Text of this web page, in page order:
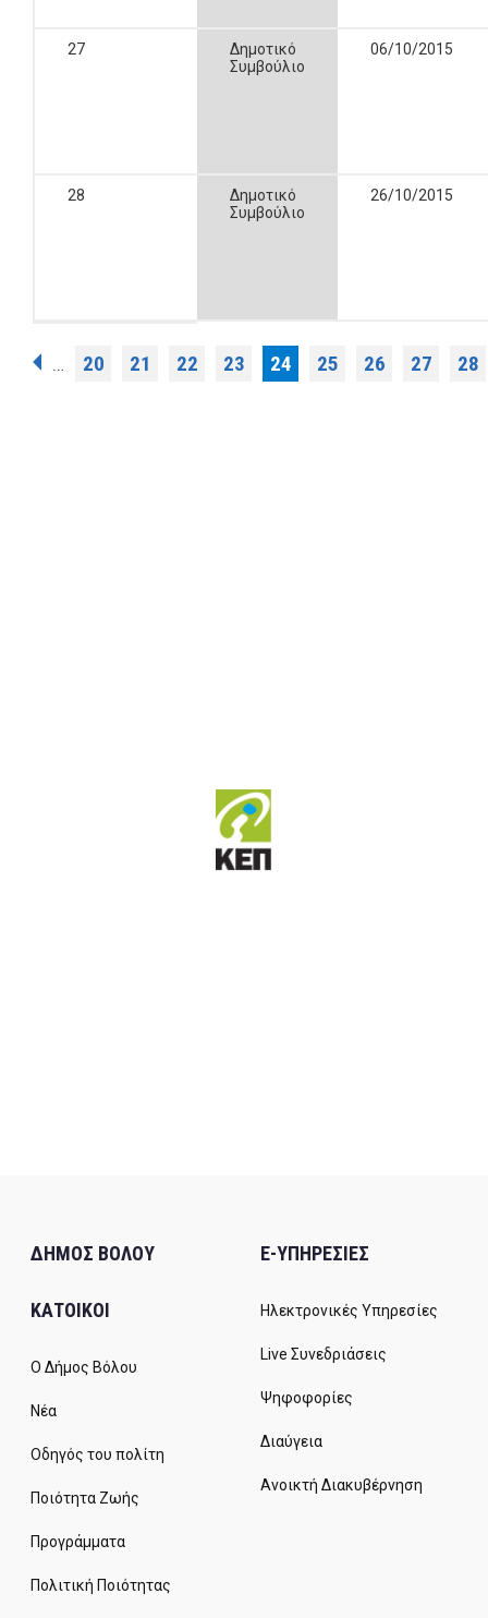
27
Δημοτικό
Συμβούλιο
06/10/2015
28
Δημοτικό
Συμβούλιο
26/10/2015
Σελίδες
… 20 21 22 23 24 25 26 27 28
ΔΗΜΟΣ ΒΟΛΟΥ
ΚΑΤΟΙΚΟΙ
Ο Δήμος Βόλου
Νέα
Οδηγός του πολίτη
Ποιότητα Ζωής
Προγράμματα
Πολιτική Ποιότητας
E-ΥΠΗΡΕΣΙΕΣ
Ηλεκτρονικές Υπηρεσίες
Live Συνεδριάσεις
Ψηφοφορίες
Διαύγεια
Ανοικτή Διακυβέρνηση